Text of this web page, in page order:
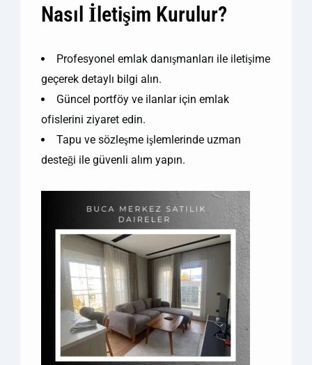
Nasıl İletişim Kurulur?
Profesyonel emlak danışmanları ile iletişime
geçerek detaylı bilgi alın.
Güncel portföy ve ilanlar için emlak
ofislerini ziyaret edin.
Tapu ve sözleşme işlemlerinde uzman
desteği ile güvenli alım yapın.